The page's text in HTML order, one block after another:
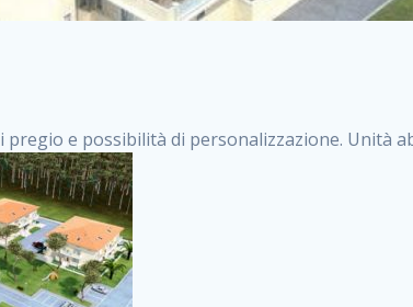
e possibilità di personalizzazione. Unità